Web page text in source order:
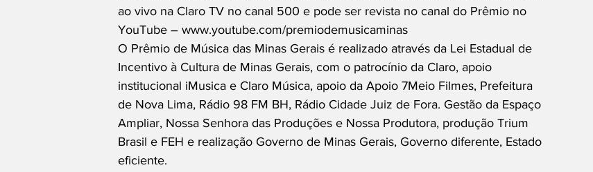
ao vivo na Claro TV no canal 500 e pode ser revista no canal do Prêmio no
YouTube – www.youtube.com/premiodemusicaminas
O Prêmio de Música das Minas Gerais é realizado através da Lei Estadual de
Incentivo à Cultura de Minas Gerais, com o patrocínio da Claro, apoio
institucional iMusica e Claro Música, apoio da Apoio 7Meio Filmes, Prefeitura
de Nova Lima, Rádio 98 FM BH, Rádio Cidade Juiz de Fora. Gestão da Espaço
Ampliar, Nossa Senhora das Produções e Nossa Produtora, produção Trium
Brasil e FEH e realização Governo de Minas Gerais, Governo diferente, Estado
eficiente.